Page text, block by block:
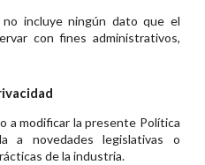
incluye ningún dato que el
con fines administrativos,
a modificar la presente Política
a novedades legislativas o
de la industria.